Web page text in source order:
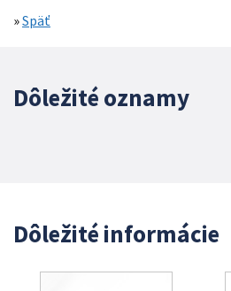
»Späť
Dôležité oznamy
Dôležité informácie